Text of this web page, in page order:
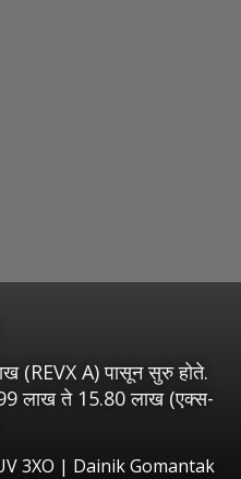
(REVX A) पासून सुरु होते.
लाख ते 15.80 लाख (एक्स-
3XO | Dainik Gomantak